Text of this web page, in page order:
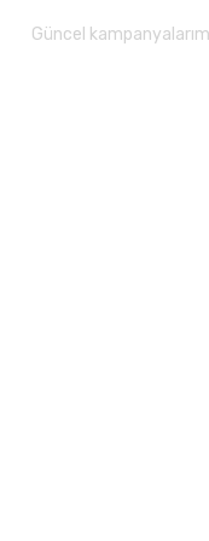
Güncel